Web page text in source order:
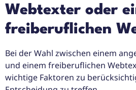
Webtexter oder
freiberuflichen
Bei der Wahl zwischen einem
und einem freiberuflichen
wichtige Faktoren zu